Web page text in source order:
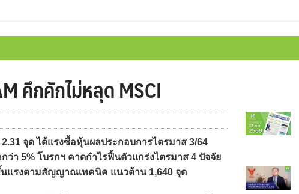
คึกคักไม่หลุด MSCI
จุด ได้แรงซื้อหุ้นผลประกอบการไตรมาส 3/64
า 5% โบรกฯ คาดกำไรฟื้นตัวแกร่งไตรมาส 4 ปัจจัย
แรงตามสัญญาณเทคนิค แนวต้าน 1,640 จุด